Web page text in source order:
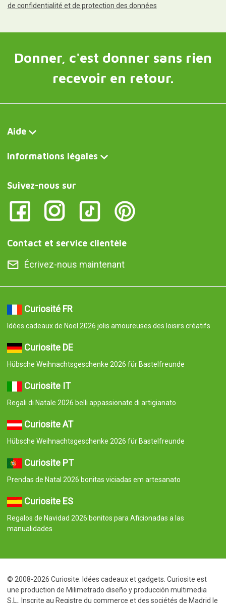
de confidentialité et de protection des données
Donner, c'est donner sans rien
recevoir en retour.
Aide
Informations légales
Suivez-nous sur
Contact et service clientèle
Écrivez-nous maintenant
Curiosité FR
Idées cadeaux de Noël 2026 jolis amoureuses des loisirs créatifs
Curiosite DE
Hübsche Weihnachtsgeschenke 2026 für Bastelfreunde
Curiosite IT
Regali di Natale 2026 belli appassionate di artigianato
Curiosite AT
Hübsche Weihnachtsgeschenke 2026 für Bastelfreunde
Curiosite PT
Prendas de Natal 2026 bonitas viciadas em artesanato
Curiosite ES
Regalos de Navidad 2026 bonitos para Aficionadas a las
manualidades
© 2008-2026 Curiosite. Idées cadeaux et gadgets. Curiosite est
une production de Milimetrado diseño y producción multimedia
S.L.. Inscrite au Registre du commerce et des sociétés de Madrid le